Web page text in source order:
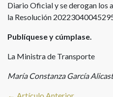
Diario Oficial y se derogan los
la Resolución
Publíquese y cúmplase.
La Ministra de Transporte
María Constanza García